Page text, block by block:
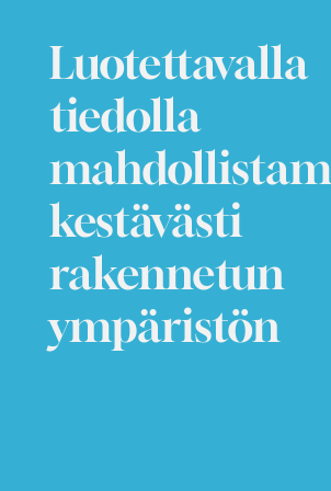
Luotettavalla
tiedolla
kestävästi
rakennetun
ympäristön